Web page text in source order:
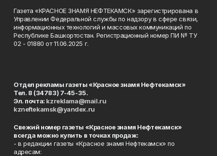
Газета «КРАСНОЕ ЗНАМЯ НЕФТЕКАМСК» зарегистрирована в
Управлении Федеральной службы по надзору в сфере связи,
информационных технологий и массовых коммуникаций по
Республике Башкортостан. Регистрационный номер ПИ № ТУ
02 - 01880 от 11.06.2025 г.
Отдел рекламы газеты «Красное знамя Нефтекамск»
Тел. 8 (34783) 7-45-35.
Эл. почта: kzreklama@mail.ru
kzneftekamsk@yandex.ru
Свежий номер газеты «Красное знамя Нефтекамск»
всегда можно купить в точках продаж:
- в редакции газеты «Красное знамя Нефтекамск» по
адресам: